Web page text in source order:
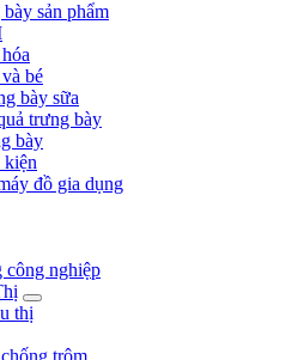
sản phẩm
bé
bày sữa
trưng bày
bày
kiện
đồ gia dụng
công nghiệp
thị
trộm